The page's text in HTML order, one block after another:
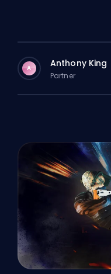
A Anthony King
Partner